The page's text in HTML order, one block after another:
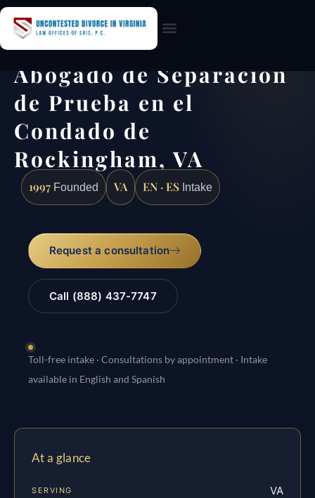
Abogado de Separación
de Prueba en el
Condado de
Rockingham, VA
1997 Founded VA EN · ES Intake
Request a consultation
Call (888) 437-7747
Toll-free intake · Consultations by appointment · Intake
available in English and Spanish
At a glance
SERVING VA